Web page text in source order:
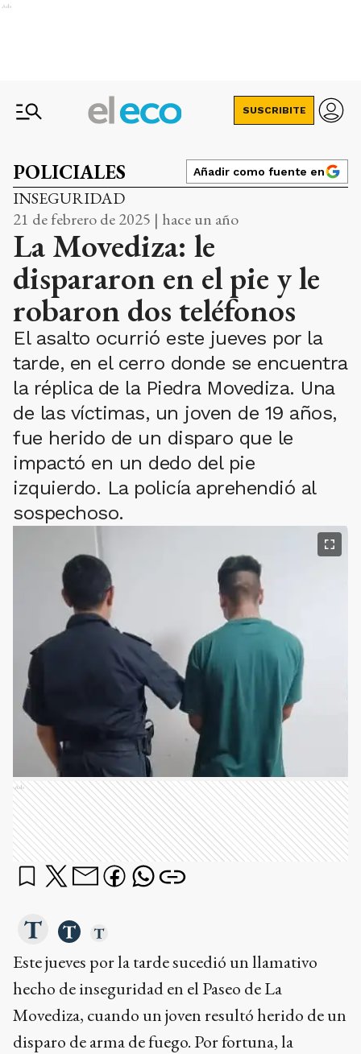
Ads
SUSCRIBITE
POLICIALES Añadir como fuente en
INSEGURIDAD
21 de febrero de 2025 | hace un año
La Movediza: le
dispararon en el pie y le
robaron dos teléfonos
El asalto ocurrió este jueves por la
tarde, en el cerro donde se encuentra
la réplica de la Piedra Movediza. Una
de las víctimas, un joven de 19 años,
fue herido de un disparo que le
impactó en un dedo del pie
izquierdo. La policía aprehendió al
sospechoso.
Ads
Este jueves por la tarde sucedió un llamativo
hecho de inseguridad en el Paseo de La
Movediza, cuando un joven resultó herido de un
disparo de arma de fuego. Por fortuna, la